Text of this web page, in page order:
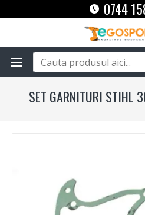
0744
SET GARNITURI